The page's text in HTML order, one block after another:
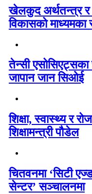
खेलकुद अर्थतन्त्र र
विकासको
तेन्सी एसोसिएट्सका
जापान जान सिओई
शिक्षा, स्वास्थ्य र
शिक्षामन्त्री पौडेल
चितवनमा ‘सिटी
सेन्टर’ सञ्चालनमा